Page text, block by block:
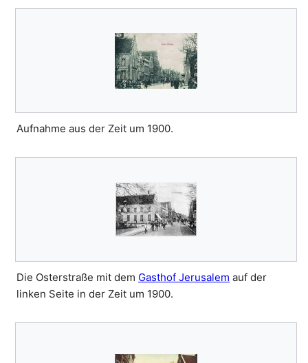
Aufnahme aus der Zeit um 1900.
Die Osterstraße mit dem Gasthof Jerusalem auf der
linken Seite in der Zeit um 1900.